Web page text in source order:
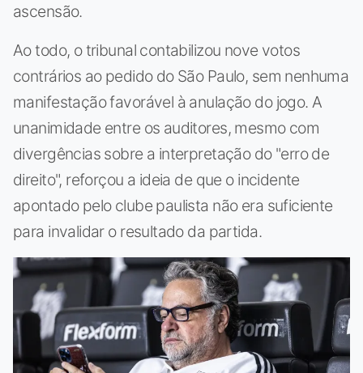
ascensão.
Ao todo, o tribunal contabilizou nove votos
contrários ao pedido do São Paulo, sem nenhuma
manifestação favorável à anulação do jogo. A
unanimidade entre os auditores, mesmo com
divergências sobre a interpretação do "erro de
direito", reforçou a ideia de que o incidente
apontado pelo clube paulista não era suficiente
para invalidar o resultado da partida.